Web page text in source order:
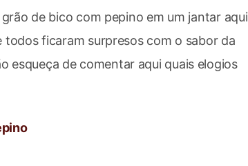
de bico com pepino em um jantar aqui
todos ficaram surpresos com o sabor da
esqueça de comentar aqui quais elogios